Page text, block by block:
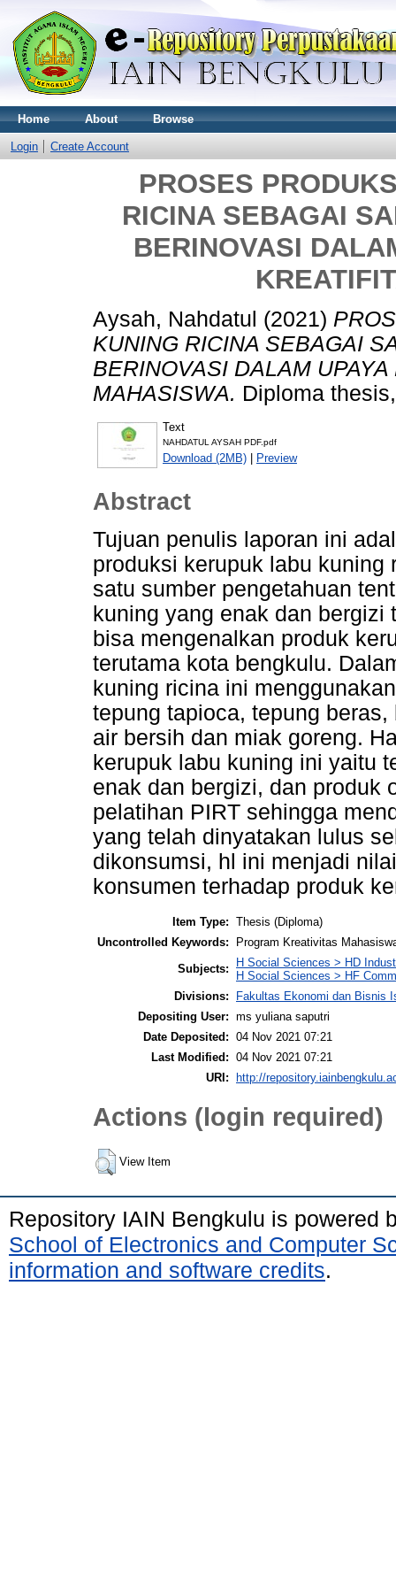
Home About Browse
Login Create Account
PROSES
RICINA SEBAGAI
BERINOVASI
Aysah, Nahdatul (2021)
KUNING RICINA SEBAGAI
BERINOVASI DALAM
MAHASISWA. Diploma
Text
NAHDATUL AYSAH PDF.pdf
Download (2MB) | Preview
Abstract
Tujuan penulis laporan ini
produksi kerupuk labu kuning
satu sumber pengetahuan
kuning yang enak dan
bisa mengenalkan produk
terutama kota bengkulu.
kuning ricina ini
tepung tapioca, tepung
air bersih dan miak goreng.
kerupuk labu kuning ini yaitu
enak dan bergizi, dan produk
pelatihan PIRT sehingga
yang telah dinyatakan lulus
dikonsumsi, hl ini menjadi
konsumen terhadap produk
Item Type: Thesis (Diploma)
Uncontrolled Keywords:
Program Kreativitas
Subjects:
H Social Sciences > HD
H Social Sciences > HF
Divisions:
Fakultas Ekonomi dan Bisnis
Depositing User: ms yuliana saputri
Date Deposited: 04 Nov 2021 07:21
Last Modified: 04 Nov 2021 07:21
URI:
http://
Actions (login required)
View Item
Repository IAIN Bengkulu is powered
School of Electronics and Computer
information and software credits.